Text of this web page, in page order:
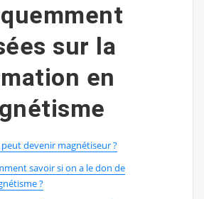
sur la
en
devenir magnétiseur ?
savoir si on a le don de
?